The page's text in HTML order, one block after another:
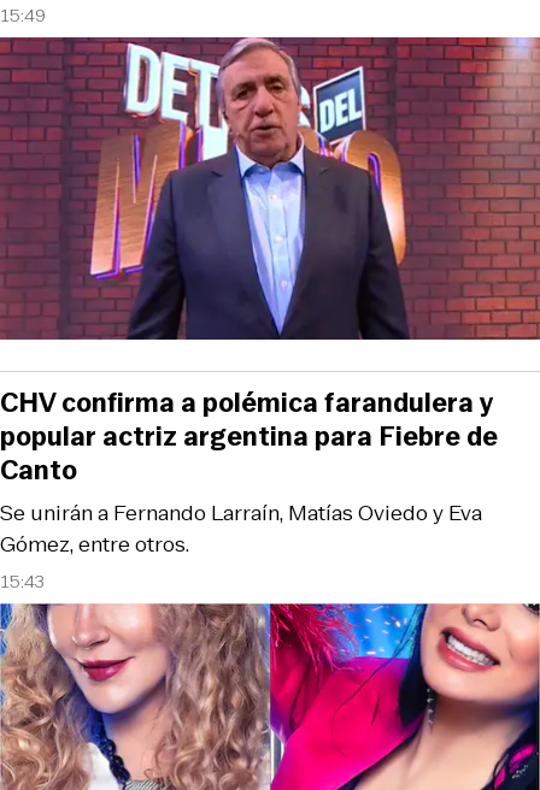
15:49
15:43
Se unirán a Fernando Larraín, Matías Oviedo y Eva
Gómez, entre otros.
CHV confirma a polémica farandulera y
popular actriz argentina para Fiebre de
Canto